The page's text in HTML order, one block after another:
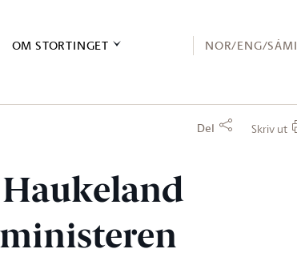
OM STORTINGET NOR/ENG/SÁMI
Del Skriv ut